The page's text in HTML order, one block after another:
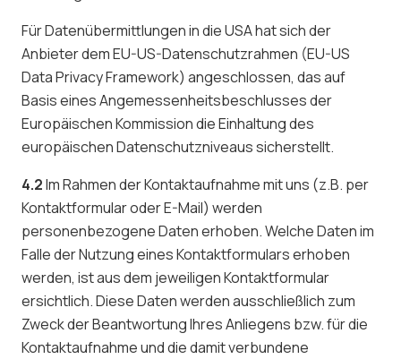
Für Datenübermittlungen in die USA hat sich der
Anbieter dem EU-US-Datenschutzrahmen (EU-US
Data Privacy Framework) angeschlossen, das auf
Basis eines Angemessenheitsbeschlusses der
Europäischen Kommission die Einhaltung des
europäischen Datenschutzniveaus sicherstellt.
4.2Im Rahmen der Kontaktaufnahme mit uns (z.B. per
Kontaktformular oder E-Mail) werden
personenbezogene Daten erhoben. Welche Daten im
Falle der Nutzung eines Kontaktformulars erhoben
werden, ist aus dem jeweiligen Kontaktformular
ersichtlich. Diese Daten werden ausschließlich zum
Zweck der Beantwortung Ihres Anliegens bzw. für die
Kontaktaufnahme und die damit verbundene